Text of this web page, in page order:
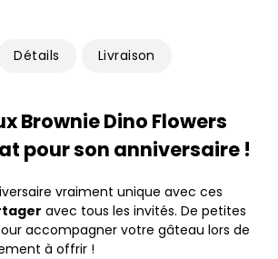
Détails Livraison
Brownie Dino Flowers​
pour son anniversaire !
vraiment unique avec ces
avec tous les invités. De petites
accompagner votre gâteau lors de
à offrir !